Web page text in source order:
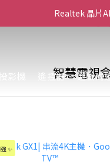
🌌 高亮大畫
Realtek 晶片
🌌 高亮大畫
投影機 遙控器 遊戲周
智慧電視
✨